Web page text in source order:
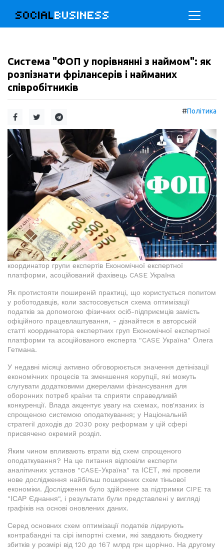
SOCIALBUSINESS
Система "ФОП у порівнянні з наймом": як
розпізнати фрілансерів і найманих
співробітників
#Політика
координатор групи експертів Економічної експертної
платформи, асоційований фахівець CASE Україна
Як протистояти поширеній практиці, що користується попитом
у роботодавців, коли застосовується схема оптимізації
податків за допомогою фізичних осіб-підприємців замість
офіційного працевлаштування, - дізнайтеся в авторській
статті координатора експертних груп Економічної експертної
платформи та асоційованого експерта "CASE Україна" Олега
Гетмана.
У недавні місяці активно обговорюється значення детінізації
економічних процесів та зменшення корупції, які можуть
слугувати додатковими джерелами фінансування для
оборонних потреб країни та сприяти справедливій
конкуренції. Влада акцентує увагу на схемах, пов'язаних із
спрощеною системою оподаткування; у Національній
стратегії доходів до 2030 року реформам у цій сфері
присвячено окремий розділ.
Яким чином впливають втрати від схем спрощеного
оподаткування? На це питання відповіли експерти
аналітичних установ "CASE-Україна" та ІСЕТ, які провели
нове дослідження найбільш поширених схем тіньової
економіки. Дослідження було здійснене за підтримки CIPE та
"ІСАР Єднання", і результати були представлені у вигляді
графіків на основі оновлених даних.
Серед основних схем оптимізації податків лідирують
контрабандні та сірі імпортні схеми, які завдають бюджету
збитків у розмірі від 120 до 167 млрд грн щорічно. На другому